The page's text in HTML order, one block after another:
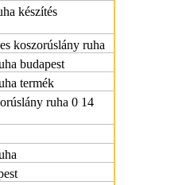
készítés
koszorúslány ruha
budapest
termék
ruha 0 14